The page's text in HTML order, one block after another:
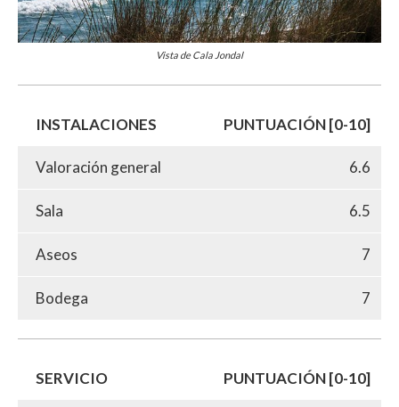
Vista de Cala Jondal
INSTALACIONES PUNTUACIÓN [0-10]
Valoración general 6.6
Sala 6.5
Aseos 7
Bodega 7
SERVICIO PUNTUACIÓN [0-10]